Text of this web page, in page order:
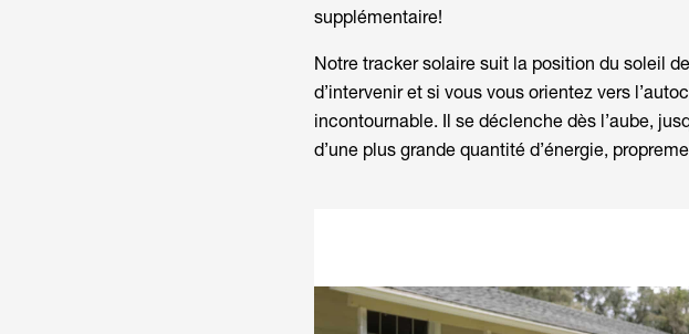
supplémentaire!
Notre tracker solaire suit la position du soleil
d’intervenir et si vous vous orientez vers
incontournable. Il se déclenche dès l’aube,
d’une plus grande quantité d’énergie,